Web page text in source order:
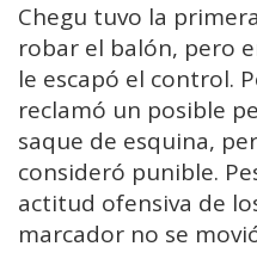
Chegu tuvo la
robar el balón, pero
le escapó el control.
reclamó un posible
saque de esquina,
consideró punible.
actitud ofensiva de
marcador no se